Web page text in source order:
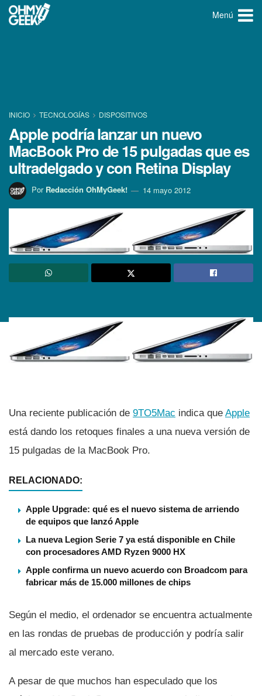
Menú
INICIO TECNOLOGÍ­AS DISPOSITIVOS
Apple podrí­a lanzar un nuevo
MacBook Pro de 15 pulgadas que es
ultradelgado y con Retina Display
Por Redacción OhMyGeek! 14 mayo 2012
Una reciente publicación de 9TO5Mac indica que Apple
está dando los retoques finales a una nueva versión de
15 pulgadas de la MacBook Pro.
RELACIONADO:
Apple Upgrade: qué es el nuevo sistema de arriendo
de equipos que lanzó Apple
La nueva Legion Serie 7 ya está disponible en Chile
con procesadores AMD Ryzen 9000 HX
Apple confirma un nuevo acuerdo con Broadcom para
fabricar más de 15.000 millones de chips
Según el medio, el ordenador se encuentra actualmente
en las rondas de pruebas de producción y podrí­a salir
al mercado este verano.
A pesar de que muchos han especulado que los